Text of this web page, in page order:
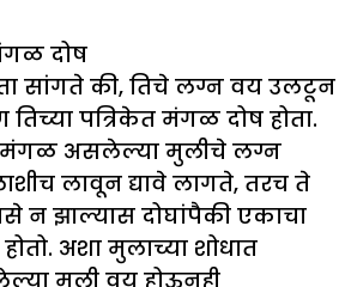
दोष
सांगते की, तिचे लग्न वय उलटून
पत्रिकेत मंगळ दोष होता.
मंगळ असलेल्या मुलीचे लग्न
लावून द्यावे लागते, तरच ते
न झाल्यास दोघांपैकी एकाचा
अशा मुलाच्या शोधात
मुली वय होऊनही